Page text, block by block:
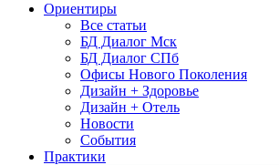
Ориентиры
Все статьи
БД Диалог Мск
БД Диалог СПб
Офисы Нового Поколения
Дизайн + Здоровье
Дизайн + Отель
Новости
События
Практики